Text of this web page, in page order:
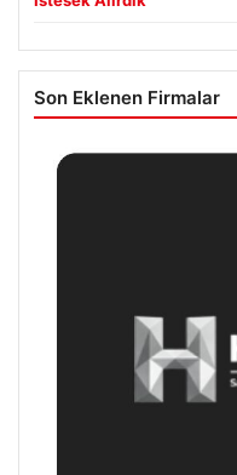
Son Eklenen Firmalar